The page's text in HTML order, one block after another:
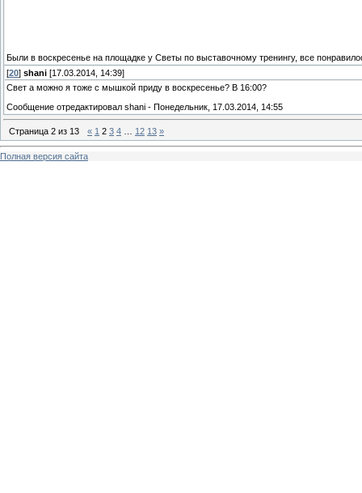
Были в воскресенье на площадке у Светы по выставочному тренингу, все
[20] shani [17.03.2014, 14:39]
Свет а можно я тоже с мышкой приду в воскресенье? В 16:00?
Сообщение отредактировал shani - Понедельник, 17.03.2014, 14:55
Страница 2 из 13 « 1 2 3 4 12 13 »
Полная версия сайта